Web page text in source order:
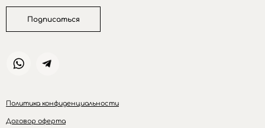
Политика конфиденциальности
Договор оферта
Подписаться